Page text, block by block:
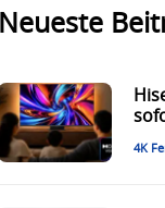
Neueste
4K